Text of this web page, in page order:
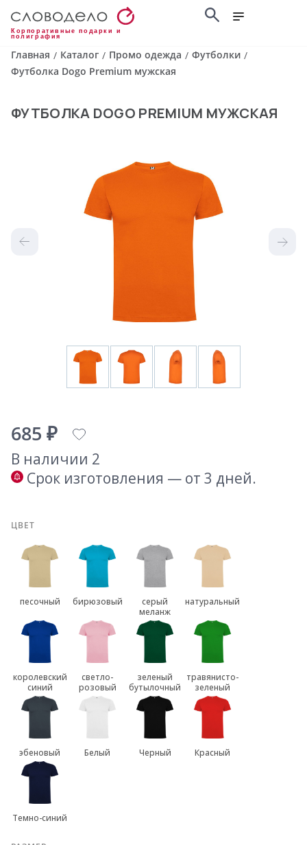
Корпоративные подарки и
полиграфия
Главная / Каталог / Промо одежда / Футболки /
Футболка Dogo Premium мужская
ФУТБОЛКА DOGO PREMIUM МУЖСКАЯ
685 ₽
В наличии 2
Срок изготовления — от 3 дней.
ЦВЕТ
песочный бирюзовый
серый
меланж
натуральный
королевский
синий
светло-
розовый
зеленый
бутылочный
травянисто-
зеленый
эбеновый Белый Черный Красный
Темно-синий